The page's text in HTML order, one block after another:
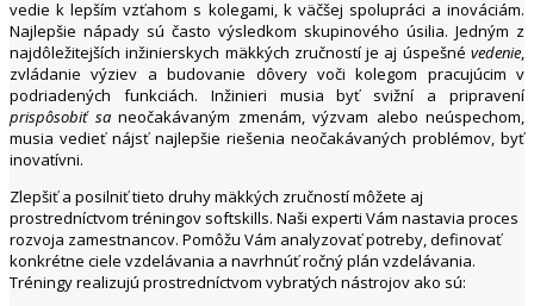
vedie k lepším vzťahom s kolegami, k väčšej spolupráci a inováciám.
Najlepšie nápady sú často výsledkom skupinového úsilia. Jedným z
najdôležitejších inžinierskych mäkkých zručností je aj úspešné vedenie
zvládanie výziev a budovanie dôvery voči kolegom pracujúcim v
podriadených funkciách. Inžinieri musia byť svižní a pripravení
prispôsobiť sa neočakávaným zmenám, výzvam alebo neúspechom,
musia vedieť nájsť najlepšie riešenia neočakávaných problémov, byť
inovatívni.
Zlepšiť a posilniť tieto druhy mäkkých zručností môžete aj
prostredníctvom tréningov softskills. Naši experti Vám nastavia proces
rozvoja zamestnancov. Pomôžu Vám analyzovať potreby, definovať
konkrétne ciele vzdelávania a navrhnúť ročný plán vzdelávania.
Tréningy realizujú prostredníctvom vybratých nástrojov ako sú: